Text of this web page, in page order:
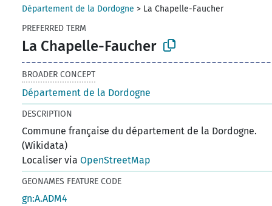
Département de la Dordogne > La Chapelle-Faucher
PREFERRED TERM
La Chapelle-Faucher
BROADER CONCEPT
Département de la Dordogne
DESCRIPTION
Commune française du département de la Dordogne.
(Wikidata)
Localiser viaOpenStreetMap
GEONAMES FEATURE CODE
gn:A.ADM4